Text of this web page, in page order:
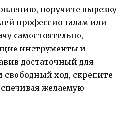
поручите вырезку
профессионалам или
самостоятельно,
инструменты и
достаточный для
ход, скрепите
желаемую